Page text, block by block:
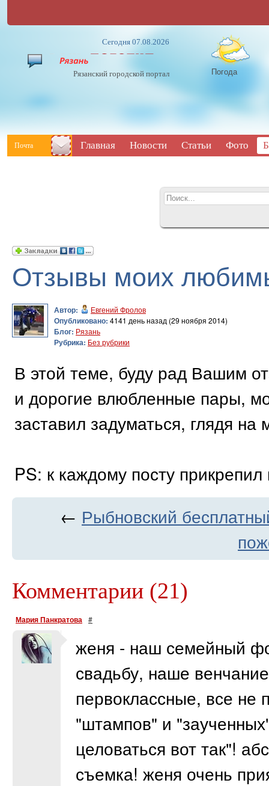
Сегодня 07.08.2026
Рязанский городской портал Погода
Почта Главная Новости Статьи Фото
Отзывы моих
Автор: Евгений Фролов
Опубликовано: 4141 день назад (29 ноября 2014)
Блог: Рязань
Рубрика: Без рубрики
В этой теме, буду рад Вашим
и дорогие влюбленные пары,
заставил задуматься, глядя
PS: к каждому посту
← Рыбновский
Комментарии (21)
Мария Панкратова #
женя - наш семейный
свадьбу, наше
первоклассные, все не
"штампов" и
целоваться вот так"!
съемка! женя очень